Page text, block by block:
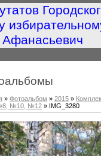
» Фотоальбом » 2015 »
№10, №12 » IMG_3280